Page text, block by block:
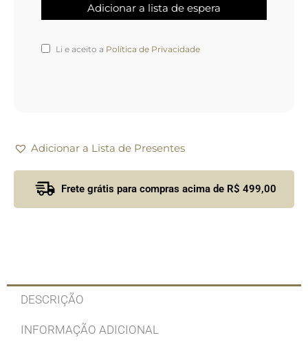
Li e aceito a Política de Privacidade
Adicionar a Lista de Presentes
Frete grátis para compras acima de R$ 499,00
DESCRIÇÃO
INFORMAÇÃO ADICIONAL